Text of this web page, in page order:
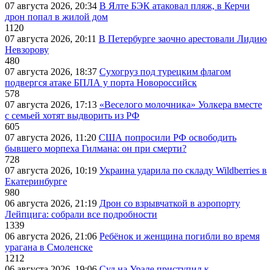
07 августа 2026, 20:34 В Ялте БЭК атаковал пляж, в Керчи
дрон попал в жилой дом
1120
07 августа 2026, 20:11 В Петербурге заочно арестовали Лидию
Невзорову
480
07 августа 2026, 18:37 Сухогруз под турецким флагом
подвергся атаке БПЛА у порта Новороссийск
578
07 августа 2026, 17:13 «Веселого молочника» Уолкера вместе
с семьей хотят выдворить из РФ
605
07 августа 2026, 11:20 США попросили РФ освободить
бывшего морпеха Гилмана: он при смерти?
728
07 августа 2026, 10:19 Украина ударила по складу Wildberries в
Екатеринбурге
980
06 августа 2026, 21:19 Дрон со взрывчаткой в аэропорту
Лейпцига: собрали все подробности
1339
06 августа 2026, 21:06 Ребёнок и женщина погибли во время
урагана в Смоленске
1212